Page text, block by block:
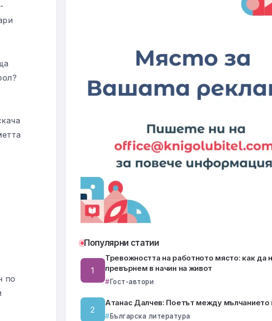
по
Популярни статии
Тревожността на работното място: как да
превърнем в начин на живот
Гост-автори
Атанас Далчев: Поетът между мълчанието
Българска литература